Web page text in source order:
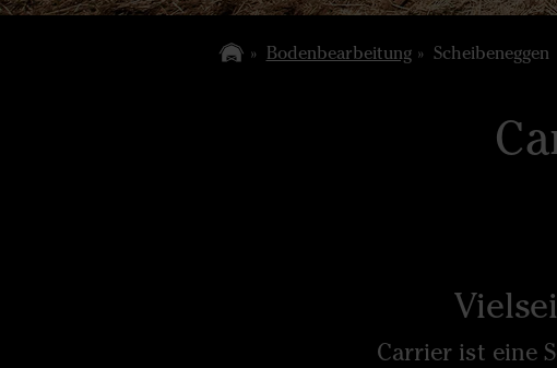
Bodenbearbeitung Scheibeneggen
Carrier ist eine